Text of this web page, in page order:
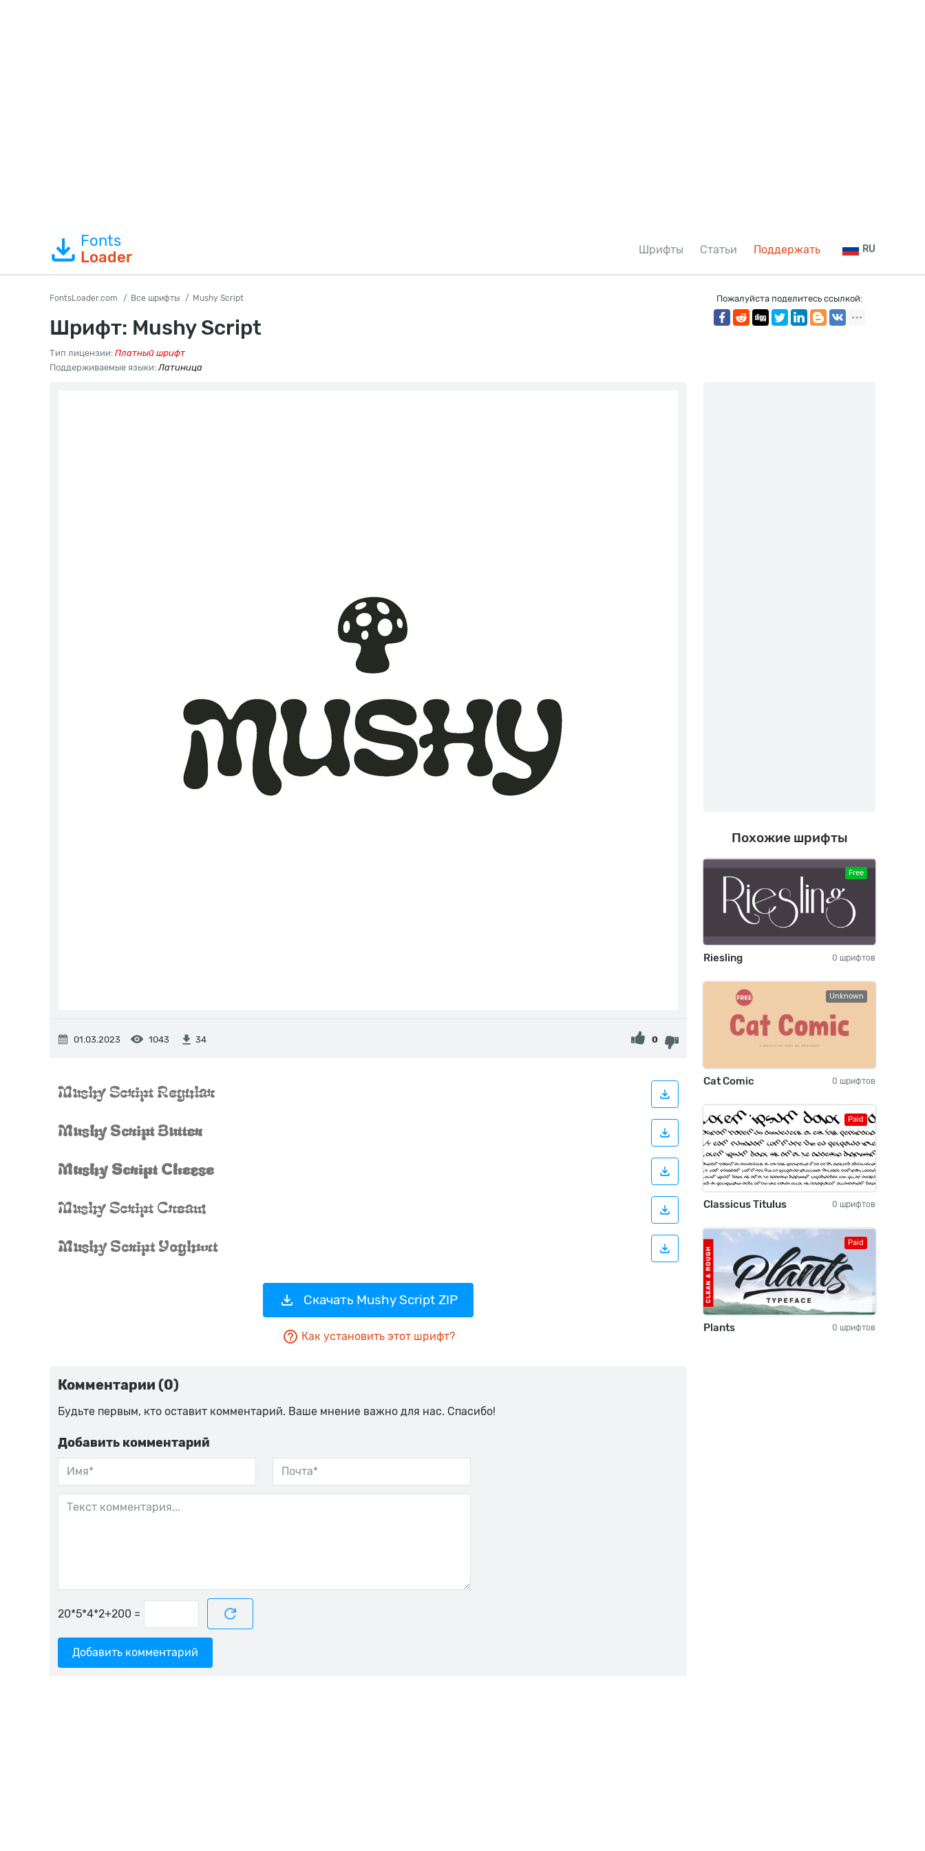
Fonts
Loader
Шрифты Статьи Поддержать RU
FontsLoader.com Все шрифты Mushy Script
Шрифт: Mushy Script
Тип лицензии: Платный шрифт
Поддерживаемые языки:Латиница
Пожалуйста поделитесь ссылкой:
01.03.2023 1043 34 0
Скачать Mushy Script ZIP
Как установить этот шрифт?
Комментарии (0)
Будьте первым, кто оставит комментарий. Ваше мнение важно для нас. Спасибо!
Добавить комментарий
=
Добавить комментарий
Похожие шрифты
Free
Riesling 0 шрифтов
Unknown
Cat Comic 0 шрифтов
Paid
Classicus Titulus 0 шрифтов
Paid
Plants 0 шрифтов